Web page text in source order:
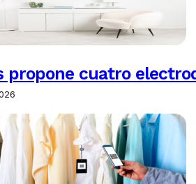
propone cuatro